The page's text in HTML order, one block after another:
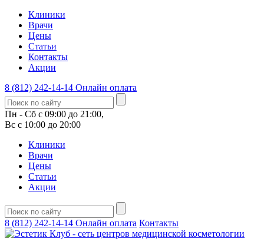
Клиники
Врачи
Цены
Статьи
Контакты
Акции
8 (812) 242-14-14 Онлайн оплата
Пн - Сб с 09:00 до 21:00,
Вс с 10:00 до 20:00
Клиники
Врачи
Цены
Статьи
Акции
8 (812) 242-14-14 Онлайн оплата Контакты